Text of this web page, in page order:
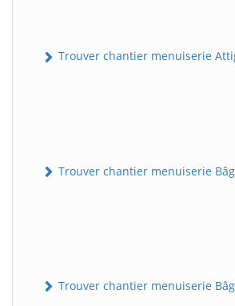
Trouver chantier menuiserie
Trouver chantier menuiserie
Trouver chantier menuiserie